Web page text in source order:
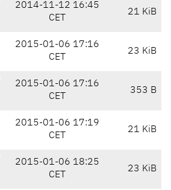
2014-11-12 16:45
CET
21 KiB
2015-01-06 17:16
CET
23 KiB
2015-01-06 17:16
CET
353 B
2015-01-06 17:19
CET
21 KiB
2015-01-06 18:25
CET
23 KiB